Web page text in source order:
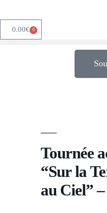
0.00€ 0
Tournée
“Sur la
au Ciel”